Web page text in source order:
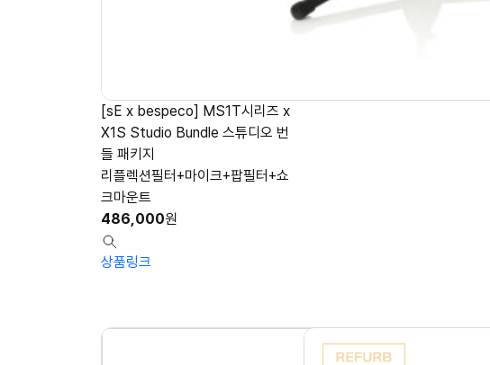
[sE x bespeco] MS1T시리즈 x
X1S Studio Bundle 스튜디오 번
들 패키지
리플렉션필터+마이크+팝필터+쇼
크마운트
486,000원
상품링크